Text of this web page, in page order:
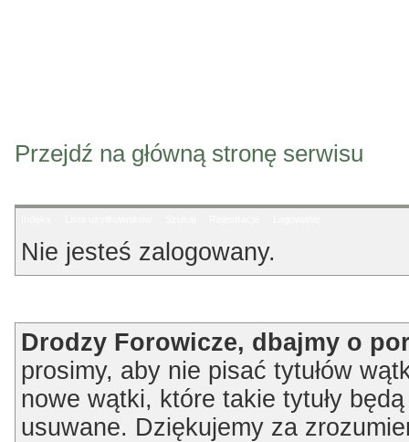
Przejdź na główną stronę serwisu
Nie jesteś zalogowany.
Drodzy Forowicze, dbajmy o
prosimy, aby nie pisać tytułów
nowe wątki, które takie tytuły
usuwane. Dziękujemy za